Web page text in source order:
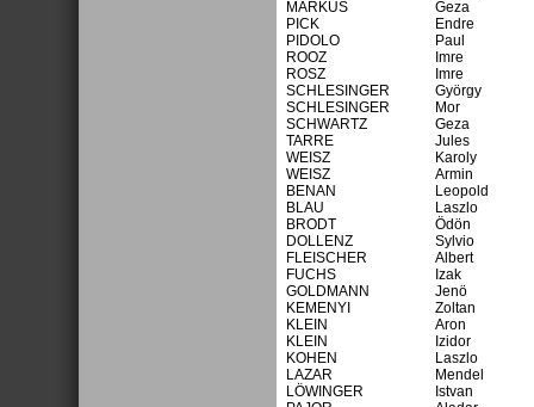
MARKUS
Geza
PICK
Endre
PIDOLO
Paul
ROOZ
Imre
ROSZ
Imre
SCHLESINGER
György
SCHLESINGER
Mor
SCHWARTZ
Geza
TARRE
Jules
WEISZ
Karoly
WEISZ
Armin
BENAN
Leopold
BLAU
Laszlo
BRODT
Ödön
DOLLENZ
Sylvio
FLEISCHER
Albert
FUCHS
Izak
GOLDMANN
Jenö
KEMENYI
Zoltan
KLEIN
Aron
KLEIN
Izidor
KOHEN
Laszlo
LAZAR
Mendel
LÖWINGER
Istvan